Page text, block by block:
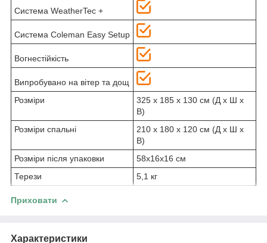
Система WeatherTec +
Система Coleman Easy Setup
Вогнестійкість
Випробувано на вітер та дощ
Розміри
325 x 185 x 130 см (Д x Ш x
В)
Розміри спальні
210 x 180 x 120 см (Д x Ш x
В)
Розміри після упаковки
58x16x16 см
Терези
5,1 кг
Приховати
Характеристики